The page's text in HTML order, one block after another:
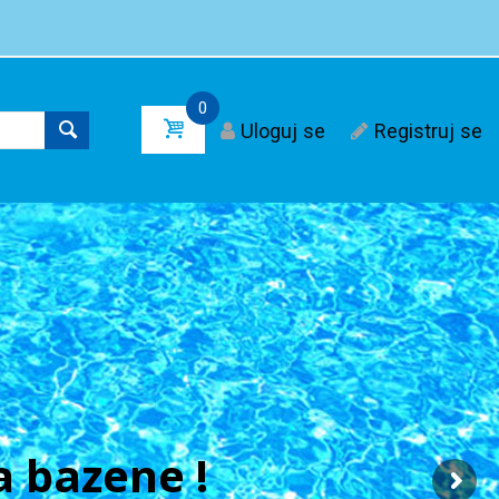
0
Uloguj se Registruj se
bazene !